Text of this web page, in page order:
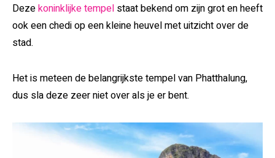
Dezekoninklijke tempel staat bekend om zijn grot en heeft
ook een chedi op een kleine heuvel met uitzicht over de
stad.
Het is meteen de belangrijkste tempel van Phatthalung,
dus sla deze zeer niet over als je er bent.